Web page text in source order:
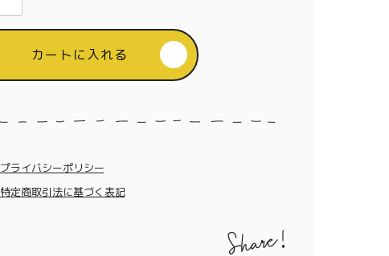
カートに入れる
プライバシーポリシー
特定商取引法に基づく表記